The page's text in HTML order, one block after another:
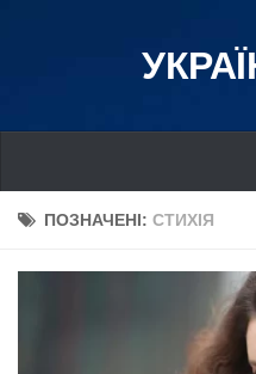
Україна
ПОЗНАЧЕНІ: СТИХІЯ